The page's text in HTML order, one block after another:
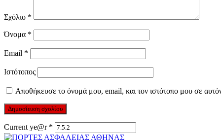
Σχόλιο *
Όνομα *
Email *
Ιστότοπος
Αποθήκευσε το όνομά μου, email, και τον ιστότοπο μου σε
Current ye@r *